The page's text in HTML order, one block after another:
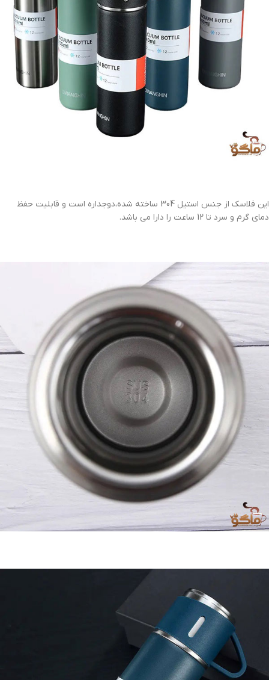
این فلاسک از جنس استیل 304 ساخته شده،دوجداره است و قابلیت حفظ
دمای گرم و سرد تا 12 ساعت را دارا می باشد.